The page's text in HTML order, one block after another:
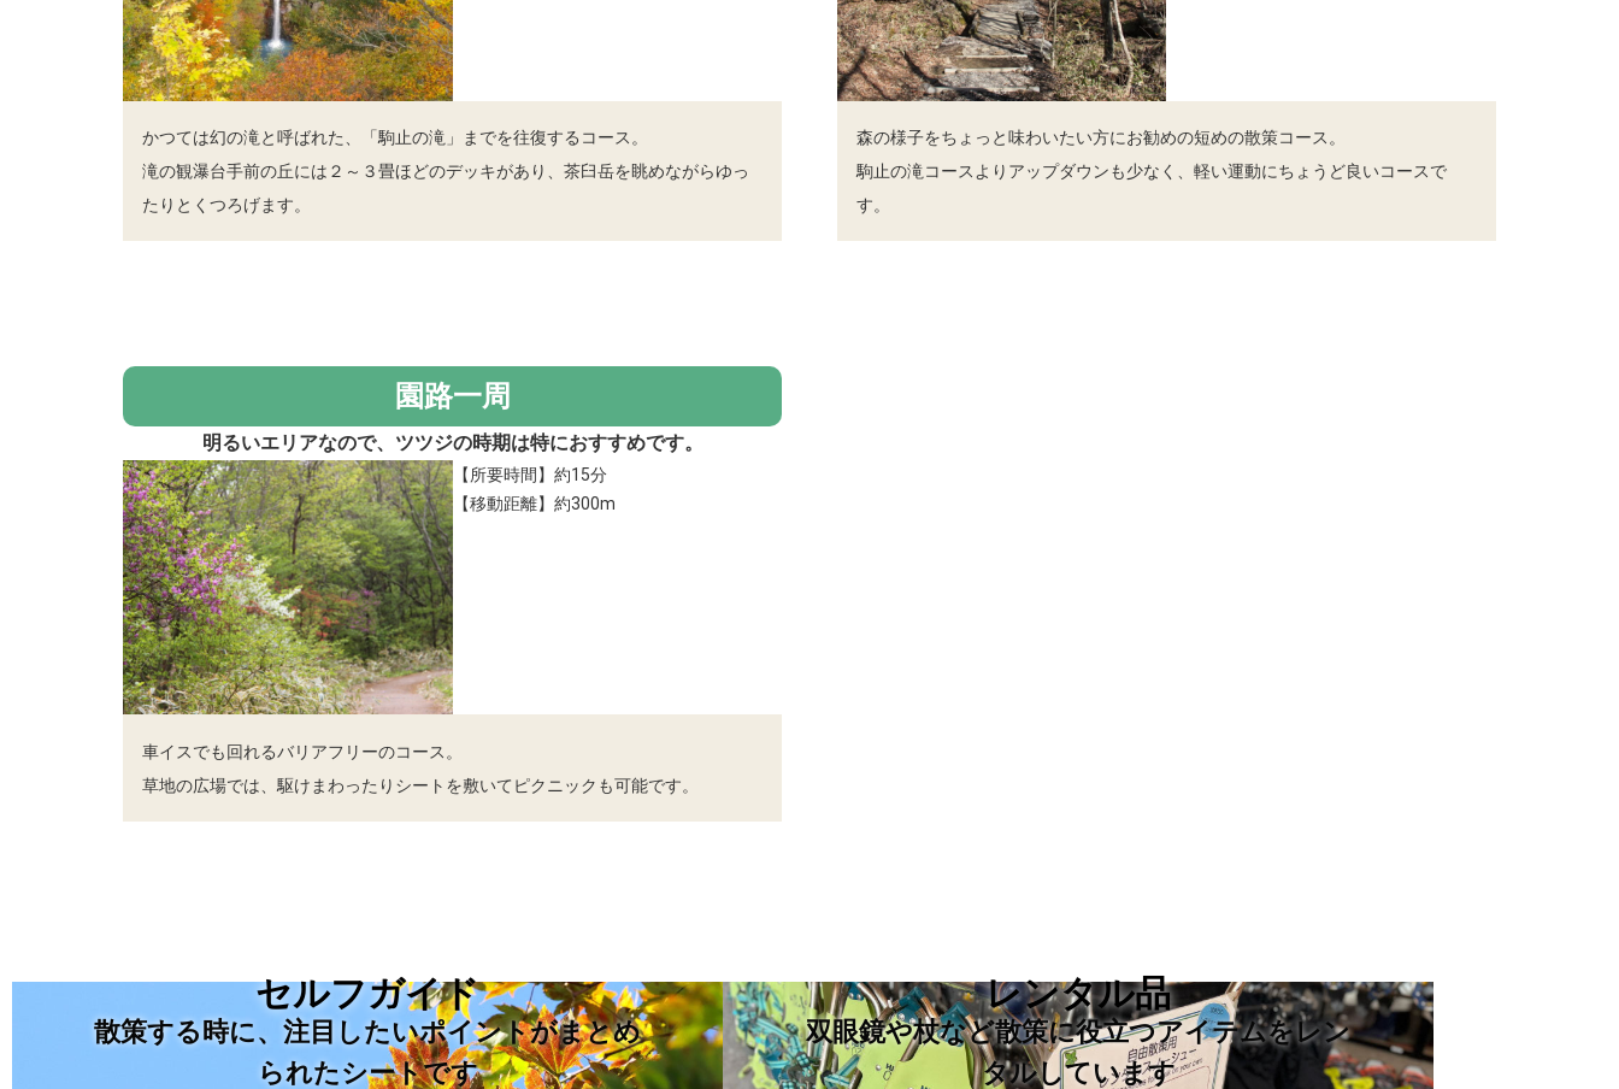
かつては幻の滝と呼ばれた、「駒止の滝」までを往復するコース。
滝の観瀑台手前の丘には２～３畳ほどのデッキがあり、茶臼岳を眺めながらゆっ
たりとくつろげます。
森の様子をちょっと味わいたい方にお勧めの短めの散策コース。
駒止の滝コースよりアップダウンも少なく、軽い運動にちょうど良いコースで
す。
園路一周
明るいエリアなので、ツツジの時期は特におすすめです。
【所要時間】約15分
【移動距離】約300m
車イスでも回れるバリアフリーのコース。
草地の広場では、駆けまわったりシートを敷いてピクニックも可能です。
セルフガイド
散策する時に、注目したいポイントがまとめ
られたシートです
レンタル品
双眼鏡や杖など散策に役立つアイテムをレン
タルしています